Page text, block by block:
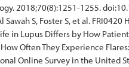
2018;70(8):1251-1255.
Sawah S, Foster S, et al. FRI0420
in Lupus Differs by How
Often They Experience
Online Survey in the United